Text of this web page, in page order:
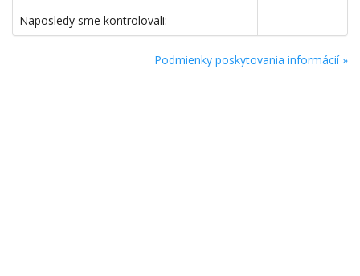
Naposledy sme kontrolovali:
Podmienky poskytovania informácií »